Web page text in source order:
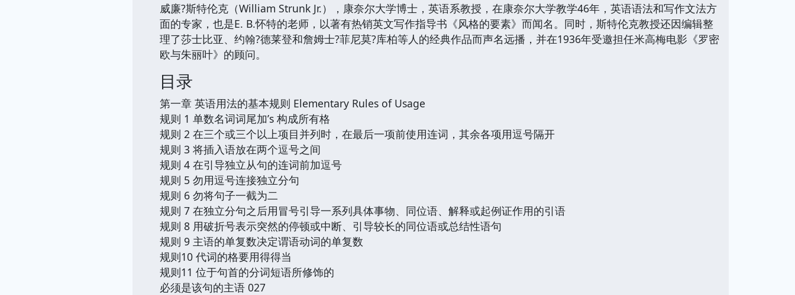
威廉?斯特伦克（William Strunk Jr.），康奈尔大学博士，英语系教授，在康奈尔大学教学46年，英语语法和写作文法方
面的专家，也是E. B.怀特的老师，以著有热销英文写作指导书《风格的要素》而闻名。同时，斯特伦克教授还因编辑整
理了莎士比亚、约翰?德莱登和詹姆士?菲尼莫?库柏等人的经典作品而声名远播，并在1936年受邀担任米高梅电影《罗密
欧与朱丽叶》的顾问。
目录
第一章 英语用法的基本规则 Elementary Rules of Usage
规则 1 单数名词词尾加’s 构成所有格
规则 2 在三个或三个以上项目并列时，在最后一项前使用连词，其余各项用逗号隔开
规则 3 将插入语放在两个逗号之间
规则 4 在引导独立从句的连词前加逗号
规则 5 勿用逗号连接独立分句
规则 6 勿将句子一截为二
规则 7 在独立分句之后用冒号引导一系列具体事物、同位语、解释或起例证作用的引语
规则 8 用破折号表示突然的停顿或中断、引导较长的同位语或总结性语句
规则 9 主语的单复数决定谓语动词的单复数
规则10 代词的格要用得得当
规则11 位于句首的分词短语所修饰的
必须是该句的主语 027